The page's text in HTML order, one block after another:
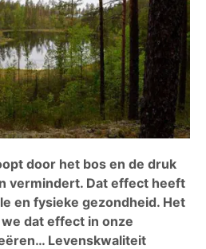
door het bos en de druk
vermindert. Dat effect heeft
en fysieke gezondheid. Het
dat effect in onze
Levenskwaliteit